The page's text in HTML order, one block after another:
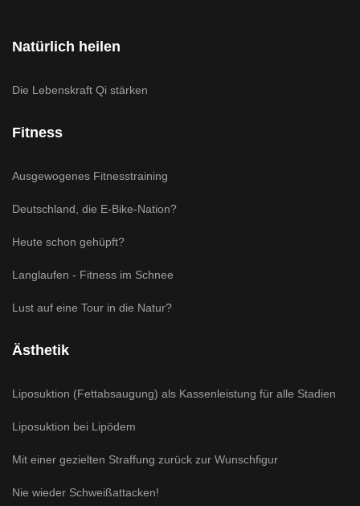
Natürlich heilen
Die Lebenskraft Qi stärken
Fitness
Ausgewogenes Fitnesstraining
Deutschland, die E-Bike-Nation?
Heute schon gehüpft?
Langlaufen - Fitness im Schnee
Lust auf eine Tour in die Natur?
Ästhetik
Liposuktion (Fettabsaugung) als Kassenleistung für alle Stadien
Liposuktion bei Lipödem
Mit einer gezielten Straffung zurück zur Wunschfigur
Nie wieder Schweißattacken!